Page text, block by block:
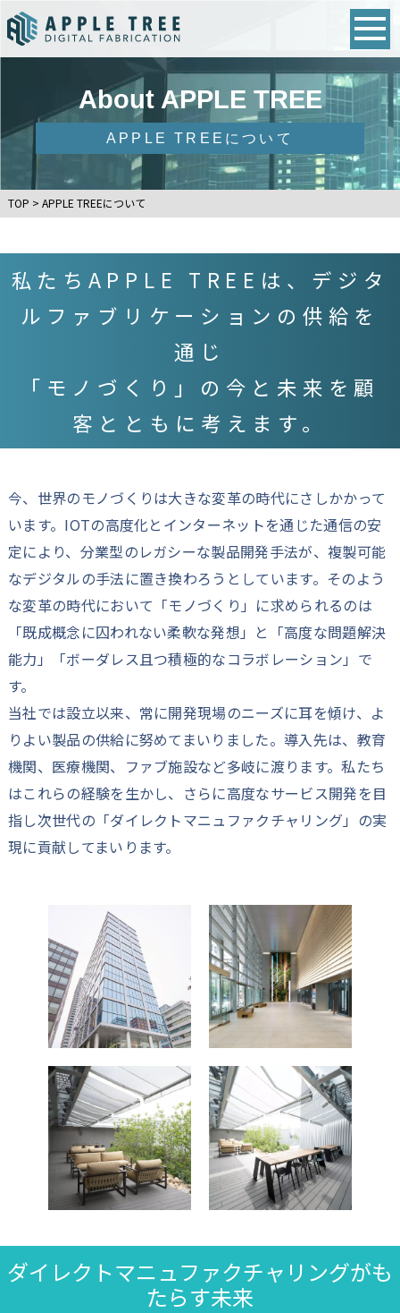
About APPLE TREE
APPLE TREEについて
TOP > APPLE TREEについて
私たちAPPLE TREEは、デジタ
ルファブリケーションの供給を
通じ
「モノづくり」の今と未来を顧
客とともに考えます。
今、世界のモノづくりは大きな変革の時代にさしかかって
います。IOTの高度化とインターネットを通じた通信の安
定により、分業型のレガシーな製品開発手法が、複製可能
なデジタルの手法に置き換わろうとしています。そのよう
な変革の時代において「モノづくり」に求められるのは
「既成概念に囚われない柔軟な発想」と「高度な問題解決
能力」「ボーダレス且つ積極的なコラボレーション」で
す。
当社では設立以来、常に開発現場のニーズに耳を傾け、よ
りよい製品の供給に努めてまいりました。導入先は、教育
機関、医療機関、ファブ施設など多岐に渡ります。私たち
はこれらの経験を生かし、さらに高度なサービス開発を目
指し次世代の「ダイレクトマニュファクチャリング」の実
現に貢献してまいります。
ダイレクトマニュファクチャリングがも
たらす未来